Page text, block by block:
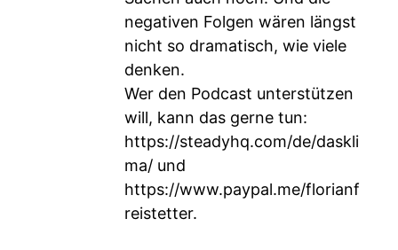
negativen Folgen wären längst
nicht so dramatisch, wie viele
denken.
Wer den Podcast unterstützen
will, kann das gerne tun:
https://steadyhq.com/de/daskli
ma/ und
https://www.paypal.me/florianf
reistetter.